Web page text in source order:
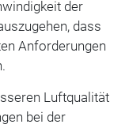
der
dass
Anforderungen
Luftqualität
bei der